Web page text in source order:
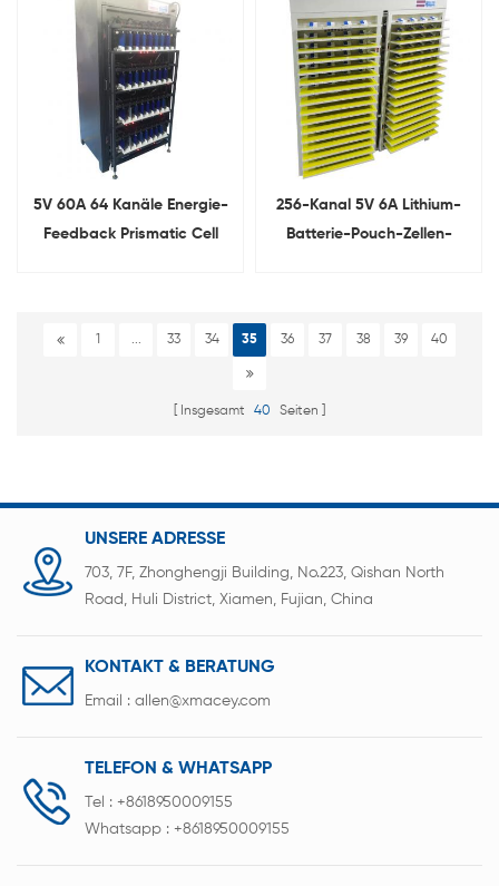
5V 60A 64 Kanäle Energie-
Feedback Prismatic Cell
256-Kanal 5V 6A Lithium-
Batterie-Pouch-Zellen-
1 ... 33 34 35 36 37 38 39 40
Insgesamt 40 Seiten
UNSERE ADRESSE
703, 7F, Zhonghengji Building, No.223, Qishan North
Road, Huli District, Xiamen, Fujian, China
KONTAKT & BERATUNG
Email : allen@xmacey.com
TELEFON & WHATSAPP
Tel : +8618950009155
Whatsapp : +8618950009155